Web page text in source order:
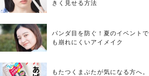
きく見せる方法
パンダ目を防ぐ！夏のイベントで
も崩れにくいアイメイク
もたつくまぶたが気になる方へ。